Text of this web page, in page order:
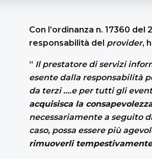
Con l’ordinanza n. 17360
responsabilità del provider,
“ Il prestatore di servizi
esente dalla responsabilità
da terzi ….e per tutti gli
acquisisca la
necessariamente a seguito
caso, possa essere più
rimuoverli tempestivamente